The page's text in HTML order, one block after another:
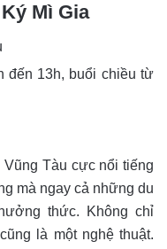
Mì Gia
đến 13h, buổi chiều từ
Vũng Tàu cực nổi tiếng
mà ngay cả những du
thức. Không chỉ
là một nghệ thuật.